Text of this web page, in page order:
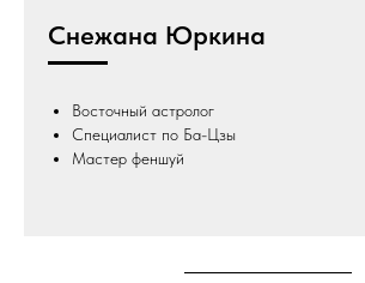
Снежана Юркина
Восточный астролог
Специалист по Ба-Цзы
Мастер феншуй